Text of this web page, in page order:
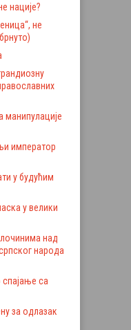
нације?
не
манипулације
император
у будућим
у велики
над
народа
са
за одлазак